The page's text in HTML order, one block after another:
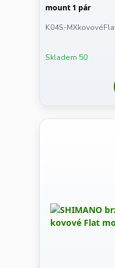
mount 1 pár
K04S-
Skladem 50